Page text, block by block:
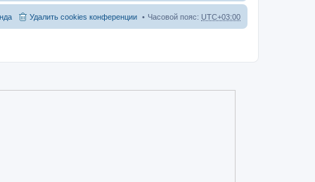
Часовой пояс: UTC+03:00
Удалить cookies конференции